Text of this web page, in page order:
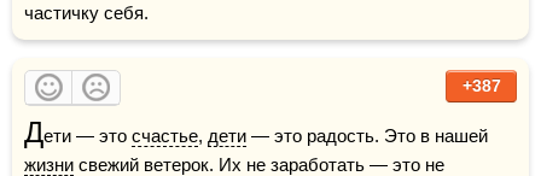
частичку себя.
+387
Дети — это счастье, дети
жизни свежий ветерок. Их не заработать — это не